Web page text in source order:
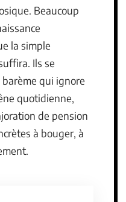
Beaucoup
la simple
Ils se
qui ignore
quotidienne,
de pension
à bouger, à